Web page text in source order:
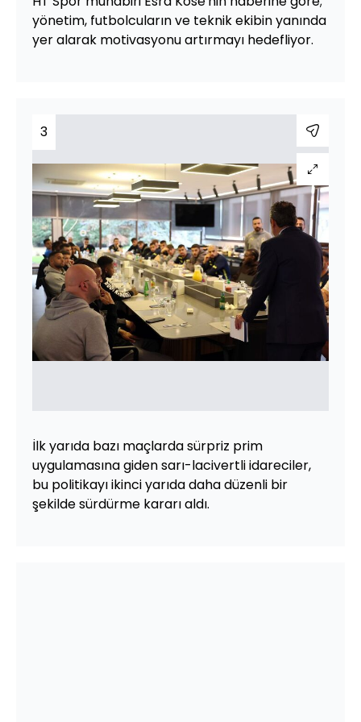
yönetim, futbolcuların ve teknik ekibin yanında
yer alarak motivasyonu artırmayı hedefliyor.
3
İlk yarıda bazı maçlarda sürpriz prim
uygulamasına giden sarı-lacivertli idareciler,
bu politikayı ikinci yarıda daha düzenli bir
şekilde sürdürme kararı aldı.